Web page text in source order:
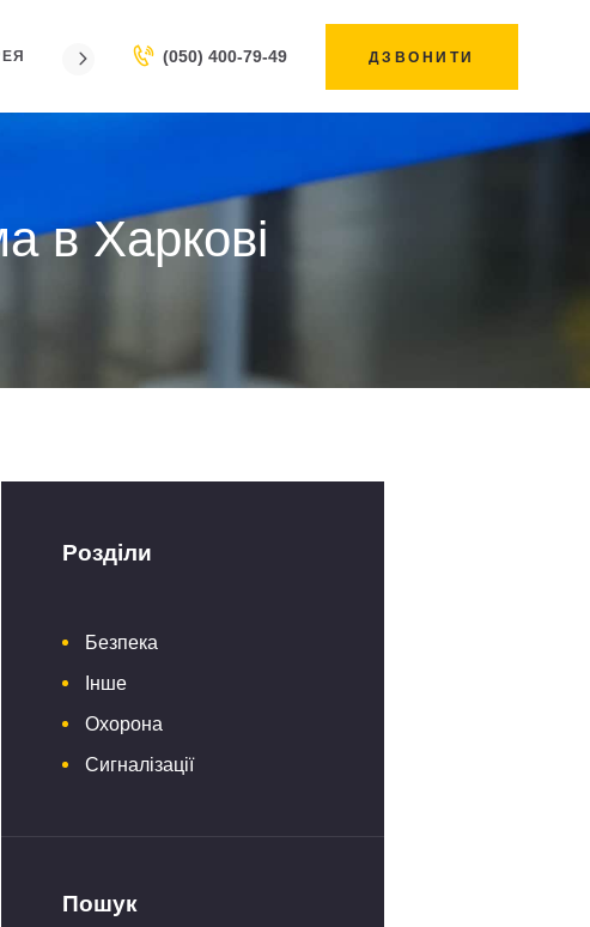
(050) 400-79-49 ДЗВОНИТИ
в Харкові
Розділи
Безпека
Інше
Охорона
Сигналізації
Пошук